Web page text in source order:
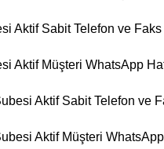
Aktif Sabit Telefon ve Faks
Aktif Müşteri WhatsApp
Aktif Sabit Telefon ve
Aktif Müşteri